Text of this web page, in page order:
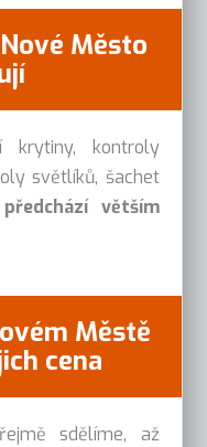
Město
krytiny, kontroly
světlíků, šachet
předchází větším
Městě
cena
sdělíme, až